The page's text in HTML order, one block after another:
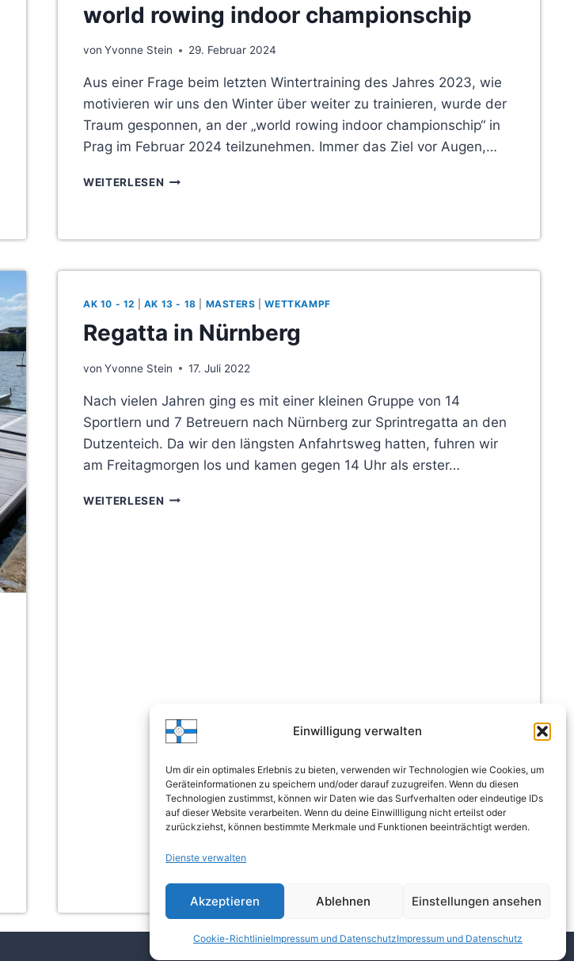
Einwilligung verwalten
Um dir ein optimales Erlebnis zu bieten, verwenden wir Technologien wie Cookies, um
Geräteinformationen zu speichern und/oder darauf zuzugreifen. Wenn du diesen
Technologien zustimmst, können wir Daten wie das Surfverhalten oder eindeutige IDs
auf dieser Website verarbeiten. Wenn du deine Einwillligung nicht erteilst oder
zurückziehst, können bestimmte Merkmale und Funktionen beeinträchtigt werden.
Dienste verwalten
Akzeptieren Ablehnen Einstellungen ansehen
Cookie-RichtlinieImpressum und DatenschutzImpressum und Datenschutz
world rowing indoor championschip
von Yvonne Stein 29. Februar 2024
Aus einer Frage beim letzten Wintertraining des Jahres 2023, wie
motivieren wir uns den Winter über weiter zu trainieren, wurde der
Traum gesponnen, an der „world rowing indoor championschip“ in
Prag im Februar 2024 teilzunehmen. Immer das Ziel vor Augen,…
WEITERLESEN WORLD
AK 10 - 12 AK 13 - 18 MASTERS |WETTKAMPF
Regatta in Nürnberg
von Yvonne Stein 17. Juli 2022
Nach vielen Jahren ging es mit einer kleinen Gruppe von 14
Sportlern und 7 Betreuern nach Nürnberg zur Sprintregatta an den
Dutzenteich. Da wir den längsten Anfahrtsweg hatten, fuhren wir
am Freitagmorgen los und kamen gegen 14 Uhr als erster…
WEITERLESEN REGATTA